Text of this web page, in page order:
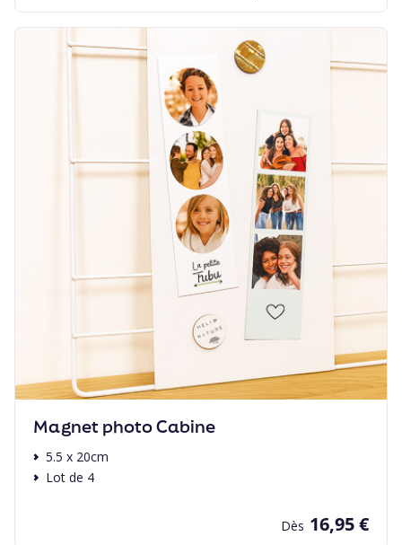
Magnet photo Cabine
5.5 x 20cm
Lot de 4
Dès 16,95 €